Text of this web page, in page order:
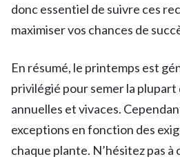
donc essentiel de suivre ces
maximiser vos chances de
En résumé, le printemps est
privilégié pour semer la
annuelles et vivaces.
exceptions en fonction des
chaque plante. N’hésitez pas